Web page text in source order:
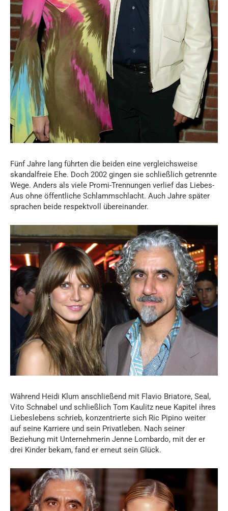
Fünf Jahre lang führten die beiden eine vergleichsweise
skandalfreie Ehe. Doch 2002 gingen sie schließlich getrennte
Wege. Anders als viele Promi-Trennungen verlief das Liebes-
Aus ohne öffentliche Schlammschlacht. Auch Jahre später
sprachen beide respektvoll übereinander.
Während Heidi Klum anschließend mit Flavio Briatore, Seal,
Vito Schnabel und schließlich Tom Kaulitz neue Kapitel ihres
Liebeslebens schrieb, konzentrierte sich Ric Pipino weiter
auf seine Karriere und sein Privatleben. Nach seiner
Beziehung mit Unternehmerin Jenne Lombardo, mit der er
drei Kinder bekam, fand er erneut sein Glück.